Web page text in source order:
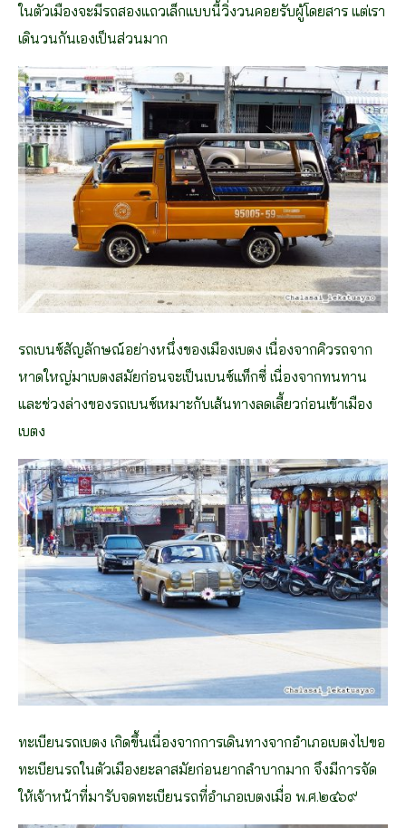
ในตัวเมืองจะมีรถสองแถวเล็กแบบนี้วิ่งวนคอยรับผู้โดยสาร แต่เรา
เดินวนกันเองเป็นส่วนมาก
รถเบนซ์สัญลักษณ์อย่างหนึ่งของเมืองเบตง เนื่องจากคิวรถจาก
หาดใหญ่มาเบตงสมัยก่อนจะเป็นเบนซ์แท็กซี่ เนื่องจากทนทาน
และช่วงล่างของรถเบนซ์เหมาะกับเส้นทางลดเลี้ยวก่อนเข้าเมือง
เบตง
ทะเบียนรถเบตง เกิดขึ้นเนื่องจากการเดินทางจากอำเภอเบตงไปขอ
ทะเบียนรถในตัวเมืองยะลาสมัยก่อนยากลำบากมาก จึงมีการจัด
ให้เจ้าหน้าที่มารับจดทะเบียนรถที่อำเภอเบตงเมื่อ พ.ศ.๒๔๖๙